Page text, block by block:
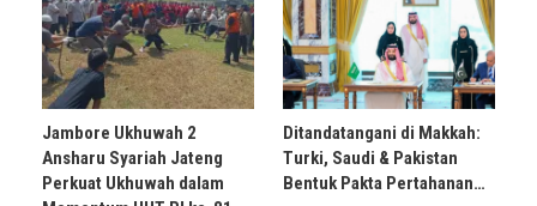
Jambore Ukhuwah 2
Ansharu Syariah Jateng
Perkuat Ukhuwah dalam
Ditandatangani di Makkah:
Turki, Saudi & Pakistan
Bentuk Pakta Pertahanan…